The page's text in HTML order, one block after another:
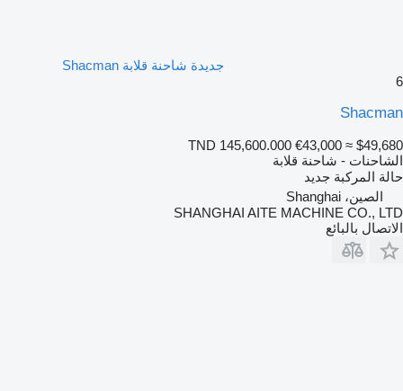
جديدة شاحنة قلابة Shacman
6
Shacman
TND 145,600.000 €43,000 ≈ $49,680
الشاحنات - شاحنة قلابة
حالة المركبة جديد
الصين، Shanghai
SHANGHAI AITE MACHINE CO., LTD
الاتصال بالبائع